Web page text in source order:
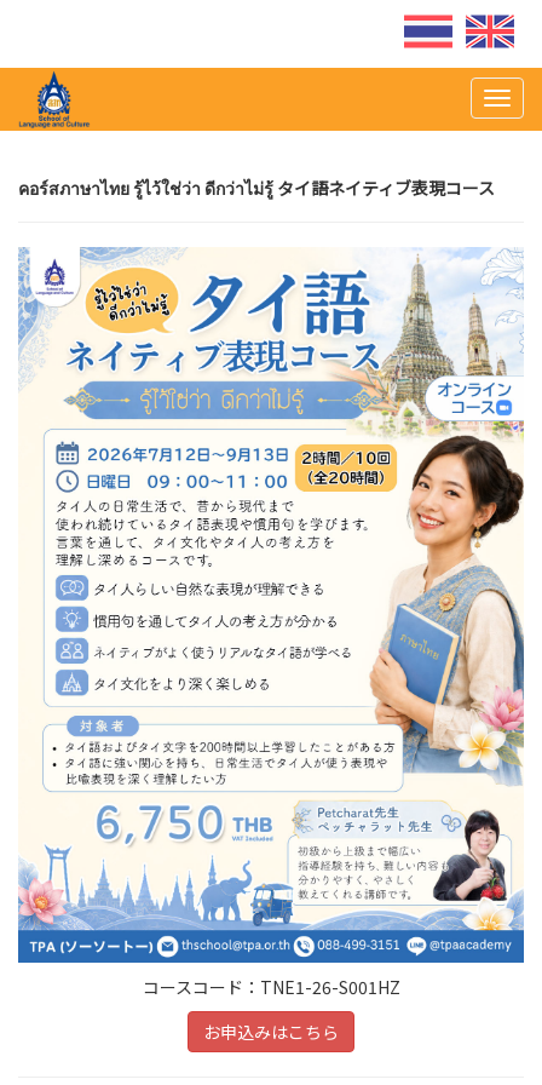
คอร์สภาษาไทย รู้ไว้ใช่ว่า ดีกว่าไม่รู้ タイ語ネイティブ表現コース
コースコード：TNE1-26-S001HZ
お申込みはこちら